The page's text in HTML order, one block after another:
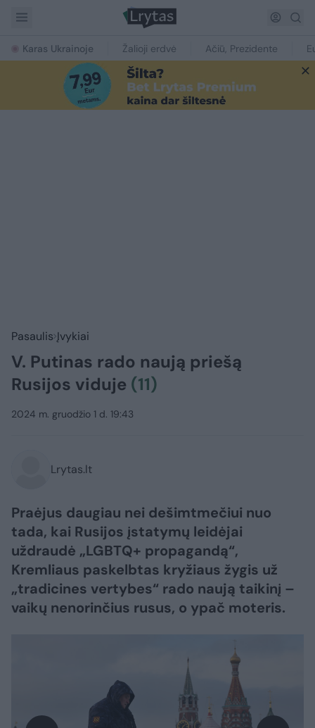
Karas Ukrainoje Žalioji erdvė Ačiū, Prezidente
Pasaulis Įvykiai
V. Putinas rado naują priešą
Rusijos viduje (11)
2024 m. gruodžio 1 d. 19:43
Lrytas.lt
Praėjus daugiau nei dešimtmečiui nuo
tada, kai Rusijos įstatymų leidėjai
uždraudė „LGBTQ+ propagandą“,
Kremliaus paskelbtas kryžiaus žygis už
„tradicines vertybes“ rado naują taikinį –
vaikų nenorinčius rusus, o ypač moteris.